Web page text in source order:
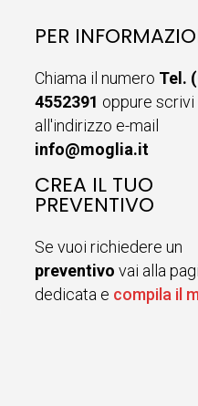
PER
Chiama il numero Tel.
4552391 oppure scrivi
all'indirizzo e-mail
info@moglia.it
CREA IL TUO
PREVENTIVO
Se vuoi richiedere un
preventivo vai alla
dedicata e compila il